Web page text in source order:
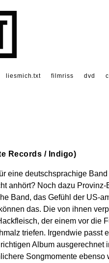
liesmich.txt filmriss dvd
Records / Indigo)
eine deutschsprachige
anhört? Noch dazu
Band, das Gefühl der US-
das. Die von ihnen
der einem vor die
triefen. Irgendwie passt
Album ausgerechnet
Songmomente ebenso